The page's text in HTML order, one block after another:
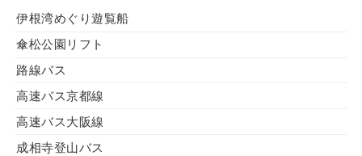
伊根湾めぐり遊覧船
傘松公園リフト
路線バス
高速バス京都線
高速バス大阪線
成相寺登山バス